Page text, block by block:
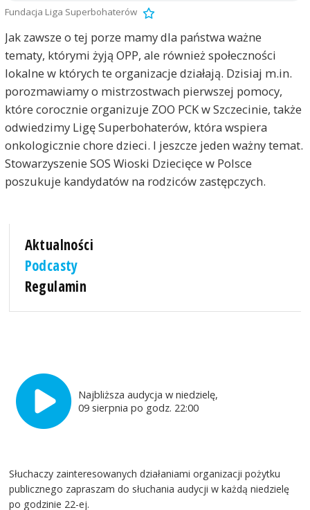
Fundacja Liga Superbohaterów
Jak zawsze o tej porze mamy dla państwa ważne
tematy, którymi żyją OPP, ale również społeczności
lokalne w których te organizacje działają. Dzisiaj m.in.
porozmawiamy o mistrzostwach pierwszej pomocy,
które corocznie organizuje ZOO PCK w Szczecinie, także
odwiedzimy Ligę Superbohaterów, która wspiera
onkologicznie chore dzieci. I jeszcze jeden ważny temat.
Stowarzyszenie SOS Wioski Dziecięce w Polsce
poszukuje kandydatów na rodziców zastępczych.
Aktualności
Podcasty
Regulamin
Najbliższa audycja w niedzielę,
09 sierpnia po godz. 22:00
Słuchaczy zainteresowanych działaniami organizacji pożytku
publicznego zapraszam do słuchania audycji w każdą niedzielę
po godzinie 22-ej.